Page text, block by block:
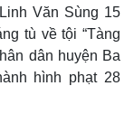
Văn Sùng 15
tù về tội “Tàng
dân huyện Ba
hình phạt 28